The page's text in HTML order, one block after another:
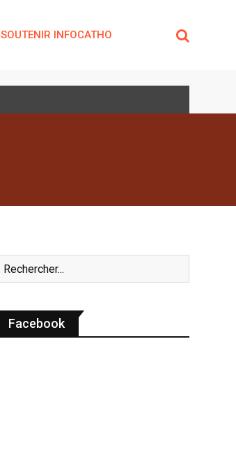
SOUTENIR INFOCATHO
Facebook